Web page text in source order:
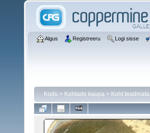
Algus Registreeru Logi sisse
Kodu > Kohtade kaupa > Koht teadmata